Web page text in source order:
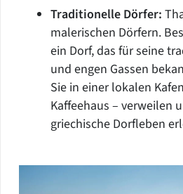
Traditionelle Dörfer:
malerischen Dörfern.
ein Dorf, das für seine
und engen Gassen
Sie in einer lokalen
Kaffeehaus – verweilen
griechische Dorfleben